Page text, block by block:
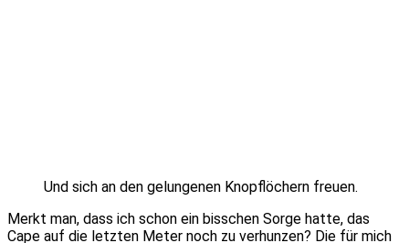
Und sich an den gelungenen Knopflöchern freuen.
Merkt man, dass ich schon ein bisschen Sorge hatte, das
Cape auf die letzten Meter noch zu verhunzen? Die für mich